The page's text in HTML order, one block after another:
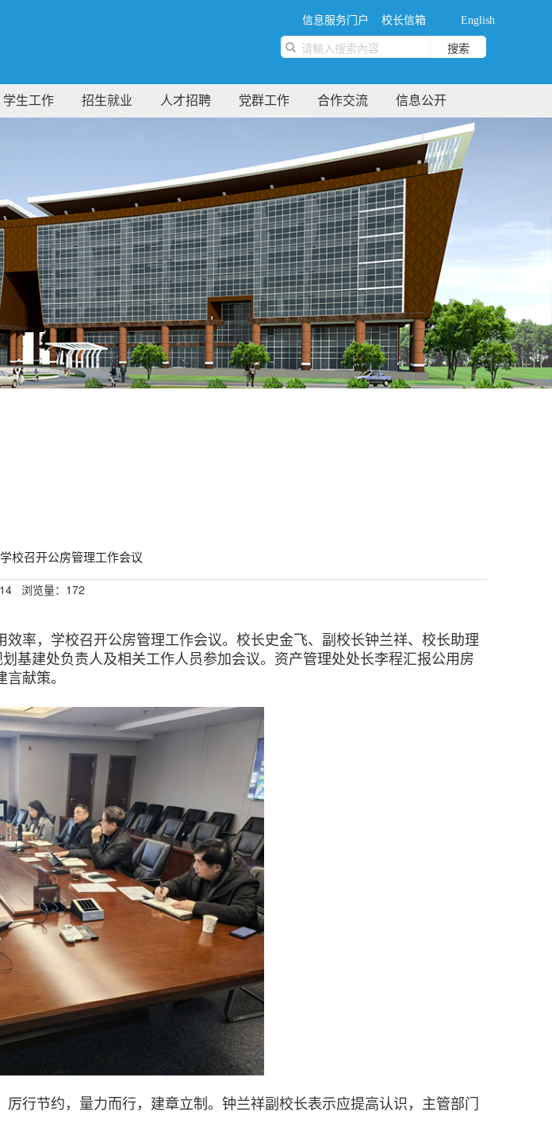
信息服务门户 校长信箱 English
搜索
学生工作 招生就业 人才招聘 党群工作 合作交流 信息公开
学校召开公房管理工作会议
浏览量： 172
，学校召开公房管理工作会议。校长史金飞、副校长钟兰祥、校长助理
基建处负责人及相关工作人员参加会议。资产管理处处长李程汇报公用房
献策。
节约，量力而行，建章立制。钟兰祥副校长表示应提高认识，主管部门